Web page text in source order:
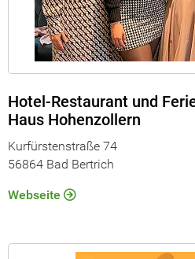
Hotel-Restaurant und
Haus Hohenzollern
Kurfürstenstraße 74
56864 Bad Bertrich
Webseite